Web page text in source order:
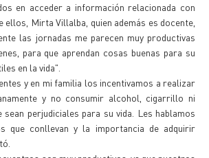
en acceder a información relacionada con
ellos, Mirta Villalba, quien además es docente,
las jornadas me parecen muy productivas
para que aprendan cosas buenas para su
en la vida".
y en mi familia los incentivamos a realizar
y no consumir alcohol, cigarrillo ni
perjudiciales para su vida. Les hablamos
que conllevan y la importancia de adquirir